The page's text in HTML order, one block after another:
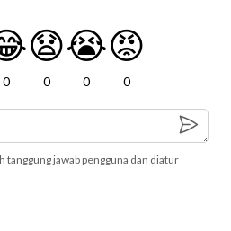
0
😧
0
😭
0
😡
0
tanggung jawab pengguna dan diatur